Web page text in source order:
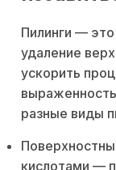
Пилинги —
удаление
ускорить
разные виды
кислотами —